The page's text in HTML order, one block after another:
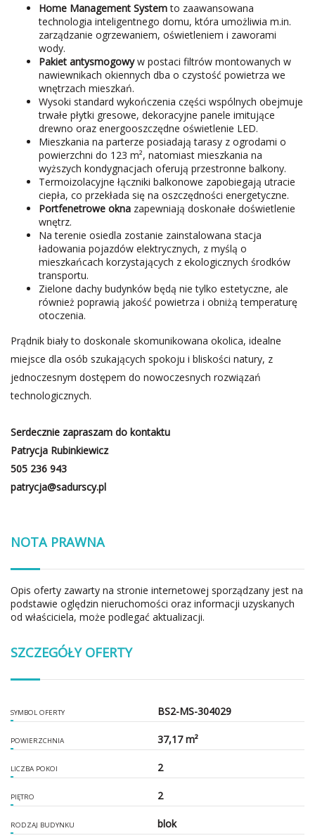
Home Management Systemto zaawansowana
technologia inteligentnego domu, która umożliwia m.in.
zarządzanie ogrzewaniem, oświetleniem i zaworami
wody.
Pakiet antysmogowyw postaci filtrów montowanych w
nawiewnikach okiennych dba o czystość powietrza we
wnętrzach mieszkań.
Wysoki standard wykończenia części wspólnych obejmuje
trwałe płytki gresowe, dekoracyjne panele imitujące
drewno oraz energooszczędne oświetlenie LED.
Mieszkania na parterze posiadają tarasy z ogrodami o
powierzchni do 123 m², natomiast mieszkania na
wyższych kondygnacjach oferują przestronne balkony.
Termoizolacyjne łączniki balkonowe zapobiegają utracie
ciepła, co przekłada się na oszczędności energetyczne.
Portfenetrowe okna zapewniają doskonałe doświetlenie
wnętrz.
Na terenie osiedla zostanie zainstalowana stacja
ładowania pojazdów elektrycznych, z myślą o
mieszkańcach korzystających z ekologicznych środków
transportu.
Zielone dachy budynków będą nie tylko estetyczne, ale
również poprawią jakość powietrza i obniżą temperaturę
otoczenia.
Prądnik biały to doskonale skomunikowana okolica, idealne
miejsce dla osób szukających spokoju i bliskości natury, z
jednoczesnym dostępem do nowoczesnych rozwiązań
technologicznych.
Serdecznie zapraszam do kontaktu
Patrycja Rubinkiewicz
505 236 943
patrycja@sadurscy.pl
NOTA PRAWNA
Opis oferty zawarty na stronie internetowej sporządzany jest na
podstawie oględzin nieruchomości oraz informacji uzyskanych
od właściciela, może podlegać aktualizacji.
SZCZEGÓŁY OFERTY
SYMBOL OFERTY BS2-MS-304029
POWIERZCHNIA 37,17 m²
LICZBA POKOI 2
PIĘTRO 2
RODZAJ BUDYNKU blok